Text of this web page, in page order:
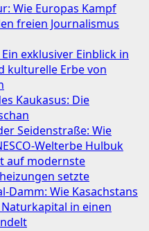
Wie Europas Kampf
freien Journalismus
exklusiver Einblick in
kulturelle Erbe von
Kaukasus: Die
Seidenstraße: Wie
Welterbe Hulbuk
auf modernste
setzte
Damm: Wie Kasachstans
in einen